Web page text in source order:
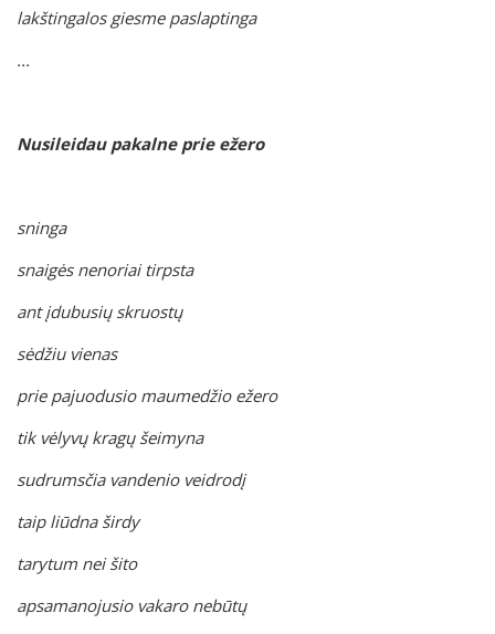
lakštingalos giesme paslaptinga
...
Nusileidau pakalne prie ežero
sninga
snaigės nenoriai tirpsta
ant įdubusių skruostų
sėdžiu vienas
prie pajuodusio maumedžio ežero
tik vėlyvų kragų šeimyna
sudrumsčia vandenio veidrodį
taip liūdna širdy
tarytum nei šito
apsamanojusio vakaro nebūtų